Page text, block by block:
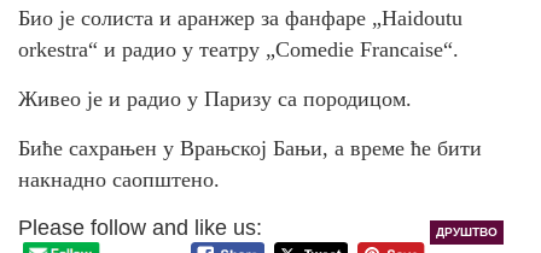
Био је солиста и аранжер за фанфаре „Haidoutu
orkestra“ и радио у театру „Comedie Francaise“.
Живео је и радио у Паризу са породицом.
Биће сахрањен у Врањској Бањи, а време ће бити
накнадно саопштено.
Please follow and like us:
ДРУШТВО